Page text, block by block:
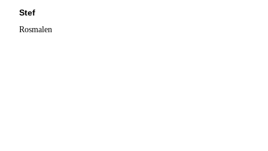
Stef
Rosmalen